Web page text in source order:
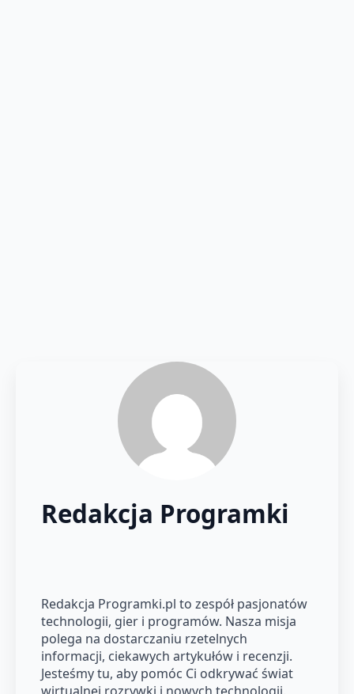
Redakcja Programki
Redakcja Programki.pl to zespół pasjonatów
technologii, gier i programów. Nasza misja
polega na dostarczaniu rzetelnych
informacji, ciekawych artykułów i recenzji.
Jesteśmy tu, aby pomóc Ci odkrywać świat